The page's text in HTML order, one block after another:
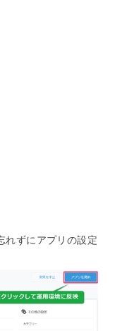
れずにアプリの設定